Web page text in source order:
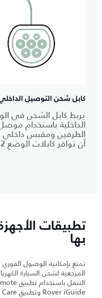
كابل شحن التوصيل الداخلي
الطرفين ومقبس داخلي
أن توافر كابلات الوضع 2 يعتمد على السوق.
تطبيقات
بها
تمتع بإمكانية الوصول الفوري
المرجعية لشحن السيارة
Rover iGuide وتطبيق MENA Care.